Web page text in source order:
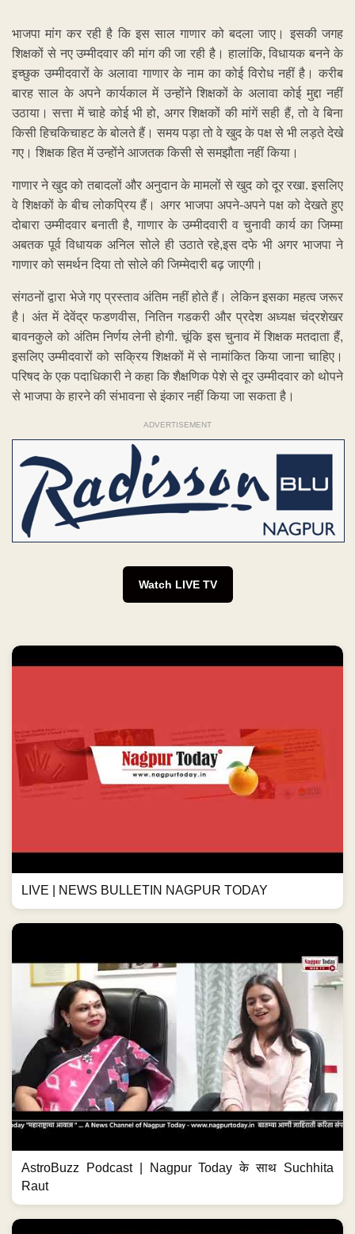
भाजपा मांग कर रही है कि इस साल गाणार को बदला जाए। इसकी जगह
शिक्षकों से नए उम्मीदवार की मांग की जा रही है। हालांकि, विधायक बनने के
इच्छुक उम्मीदवारों के अलावा गाणार के नाम का कोई विरोध नहीं है। करीब
बारह साल के अपने कार्यकाल में उन्होंने शिक्षकों के अलावा कोई मुद्दा नहीं
उठाया। सत्ता में चाहे कोई भी हो, अगर शिक्षकों की मांगें सही हैं, तो वे बिना
किसी हिचकिचाहट के बोलते हैं। समय पड़ा तो वे खुद के पक्ष से भी लड़ते देखे
गए। शिक्षक हित में उन्होंने आजतक किसी से समझौता नहीं किया।
गाणार ने खुद को तबादलों और अनुदान के मामलों से खुद को दूर रखा. इसलिए
वे शिक्षकों के बीच लोकप्रिय हैं। अगर भाजपा अपने-अपने पक्ष को देखते हुए
दोबारा उम्मीदवार बनाती है, गाणार के उम्मीदवारी व चुनावी कार्य का जिम्मा
अबतक पूर्व विधायक अनिल सोले ही उठाते रहे,इस दफे भी अगर भाजपा ने
गाणार को समर्थन दिया तो सोले की जिम्मेदारी बढ़ जाएगी।
संगठनों द्वारा भेजे गए प्रस्ताव अंतिम नहीं होते हैं। लेकिन इसका महत्व जरूर
है। अंत में देवेंद्र फडणवीस, नितिन गडकरी और प्रदेश अध्यक्ष चंद्रशेखर
बावनकुले को अंतिम निर्णय लेनी होगी. चूंकि इस चुनाव में शिक्षक मतदाता हैं,
इसलिए उम्मीदवारों को सक्रिय शिक्षकों में से नामांकित किया जाना चाहिए।
परिषद के एक पदाधिकारी ने कहा कि शैक्षणिक पेशे से दूर उम्मीदवार को थोपने
से भाजपा के हारने की संभावना से इंकार नहीं किया जा सकता है।
ADVERTISEMENT
Watch LIVE TV
LIVE | NEWS BULLETIN NAGPUR TODAY
AstroBuzz Podcast | Nagpur Today के साथ Suchhita
Raut